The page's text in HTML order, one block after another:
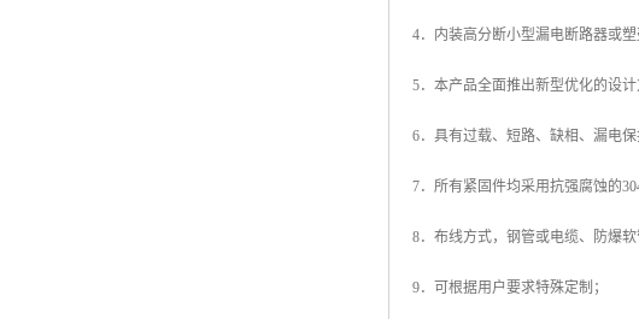
4．内装高分断小型漏电断路器或
5．本产品全面推出新型优化的设
6．具有过载、短路、缺相、漏电保
7．所有紧固件均采用抗强腐蚀的
8．布线方式，钢管或电缆、防爆软
9．可根据用户要求特殊定制；